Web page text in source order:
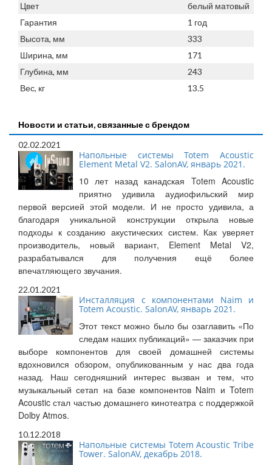
Цвет
белый матовый
Гарантия
1 год
Высота, мм
333
Ширина, мм
171
Глубина, мм
243
Вес, кг
13.5
Новости и статьи, связанные с брендом
02.02.2021
Напольные системы Totem Acoustic
Element Metal V2. SalonAV, январь 2021.
10 лет назад канадская Totem Acoustic
приятно удивила аудиофильский мир
первой версией этой модели. И не просто удивила, а
благодаря уникальной конструкции открыла новые
подходы к созданию акустических систем. Как уверяет
производитель, новый вариант, Element Metal V2,
разрабатывался для получения ещё более
впечатляющего звучания.
22.01.2021
Инсталляция с компонентами Naim и
Totem Acoustic. SalonAV, январь 2021.
Этот текст можно было бы озаглавить «По
следам наших публикаций» — заказчик при
выборе компонентов для своей домашней системы
вдохновился обзором, опубликованным у нас два года
назад. Наш сегодняшний интерес вызван и тем, что
музыкальный сетап на базе компонентов Naim и Totem
Acoustic стал частью домашнего кинотеатра с поддержкой
Dolby Atmos.
10.12.2018
Напольные системы Totem Acoustic Tribe
Tower. SalonAV, декабрь 2018.